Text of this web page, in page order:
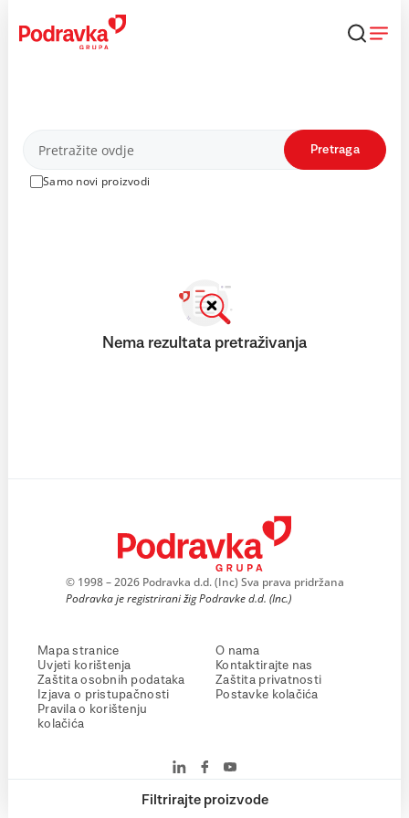
content
Proizvodi
Samo novi proizvodi
Pretraga
Filtrirajte proizvode
Nema rezultata pretraživanja
© 1998 – 2026 Podravka d.d. (Inc) Sva prava pridržana
Podravka je registrirani žig Podravke d.d. (Inc.)
Mapa stranice
Uvjeti korištenja
Zaštita osobnih podataka
Izjava o pristupačnosti
Pravila o korištenju
kolačića
O nama
Kontaktirajte nas
Zaštita privatnosti
Postavke kolačića